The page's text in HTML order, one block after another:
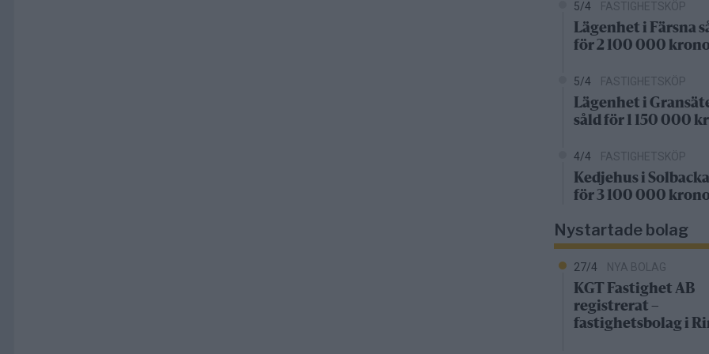
5/4 FASTIGHETSKÖP
Lägenhet i Färsna
för 2 100 000
5/4 FASTIGHETSKÖP
Lägenhet i
såld för 1 150 000
4/4 FASTIGHETSKÖP
Kedjehus i
för 3 100 000
Nystartade bolag
27/4 NYA BOLAG
KGT Fastighet AB
registrerat –
fastighetsbolag i